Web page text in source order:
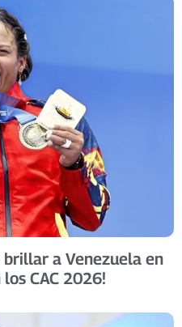
brillar a Venezuela en
CAC 2026!